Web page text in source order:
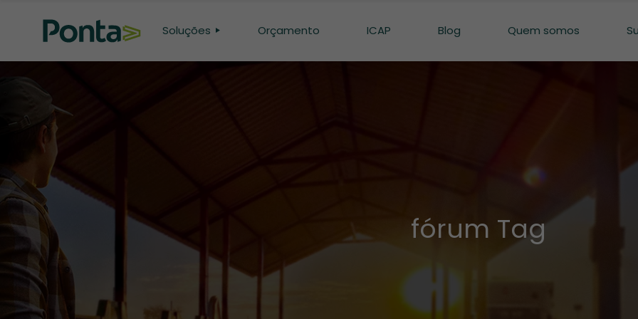
Soluções Orçamento ICAP Blog Quem somos
CONFINAMENTO
fórum Tag